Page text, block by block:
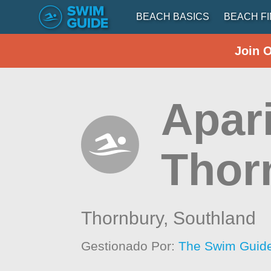
BEACH BASICS BEACH
Join
Thornbury, Southland
Gestionado Por:The Swim